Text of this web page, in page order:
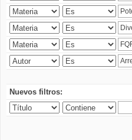
Nuevos filtros: